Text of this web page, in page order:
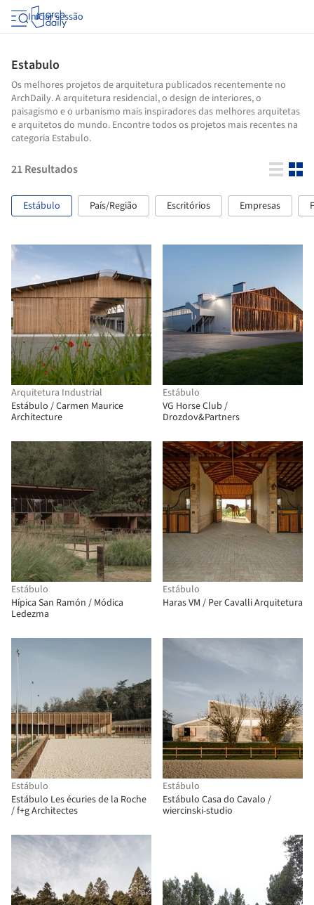
Iniciar sessão
Estabulo
Os melhores projetos de arquitetura publicados recentemente no
ArchDaily. A arquitetura residencial, o design de interiores, o
paisagismo e o urbanismo mais inspiradores das melhores arquitetas
e arquitetos do mundo. Encontre todos os projetos mais recentes na
categoria Estabulo.
21Resultados
Estábulo País/Região Escritórios Empresas
Arquitetura Industrial
Estábulo / Carmen Maurice
Architecture
Estábulo
VG Horse Club /
Drozdov&Partners
Estábulo
Hípica San Ramón / Módica
Ledezma
Estábulo
Haras VM / Per Cavalli Arquitetura
Estábulo
Estábulo Les écuries de la Roche
/ f+g Architectes
Estábulo
Estábulo Casa do Cavalo /
wiercinski-studio